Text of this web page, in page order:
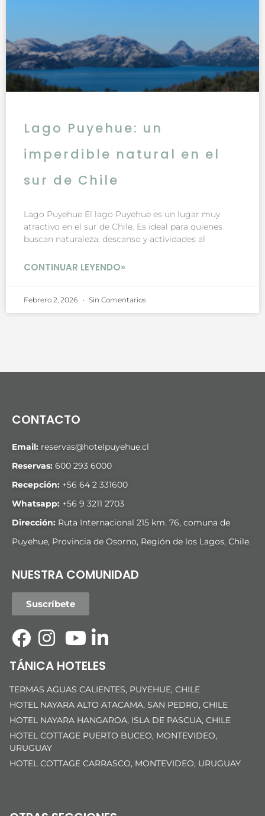
Lago Puyehue: un
imperdible natural en el
sur de Chile
Lago Puyehue El lago Puyehue es un lugar muy
atractivo en el sur de Chile. Es ideal para quienes
buscan naturaleza, descanso y actividades al
CONTINUAR LEYENDO»
Febrero 2, 2026 Sin Comentarios
CONTACTO
Email: reservas@hotelpuyehue.cl
Reservas: 600 293 6000
Recepción: +56 64 2 331600
Whatsapp: +56 9 3211 2703
Dirección: Ruta Internacional 215 km. 76, comuna de
Puyehue, Provincia de Osorno, Región de los Lagos, Chile.
NUESTRA COMUNIDAD
Suscríbete
TÁNICA HOTELES
TERMAS AGUAS CALIENTES, PUYEHUE, CHILE
HOTEL NAYARA ALTO ATACAMA, SAN PEDRO, CHILE
HOTEL NAYARA HANGAROA, ISLA DE PASCUA, CHILE
HOTEL COTTAGE PUERTO BUCEO, MONTEVIDEO,
URUGUAY
HOTEL COTTAGE CARRASCO, MONTEVIDEO, URUGUAY